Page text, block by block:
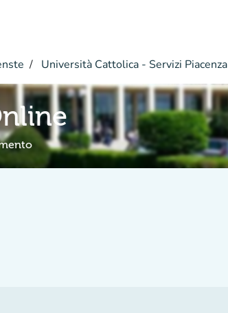
Università Cattolica - Servizi Piacenza